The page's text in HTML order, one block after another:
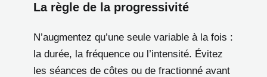
La règle de la progressivité
N’augmentez qu’une seule variable à la fois :
la durée, la fréquence ou l’intensité. Évitez
les séances de côtes ou de fractionné avant